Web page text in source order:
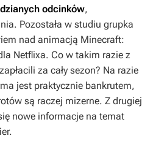
odcinków,
Pozostała w studiu grupka
nad animacją Minecraft:
Netflixa. Co w takim razie z
za cały sezon? Na razie
jest praktycznie bankrutem,
są raczej mizerne. Z drugiej
nowe informacje na temat